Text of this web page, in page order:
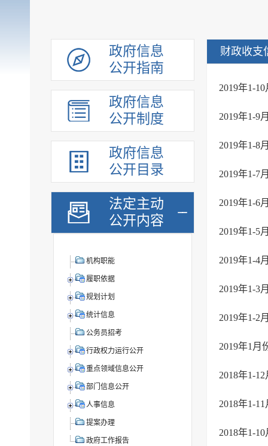
政府信息
公开指南
政府信息
公开制度
政府信息
公开目录
法定主动
公开内容
机构职能
履职依据
规划计划
统计信息
公务员招考
行政权力运行公开
重点领域信息公开
部门信息公开
人事信息
提案办理
政府工作报告
财政收支
2019年1-
2019年1-9
2019年1-8
2019年1-7
2019年1-6
2019年1-5
2019年1-4
2019年1-3
2019年1-2
2019年1月
2018年1-
2018年1-
2018年1-